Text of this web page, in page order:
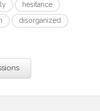
hesitance
disorganized